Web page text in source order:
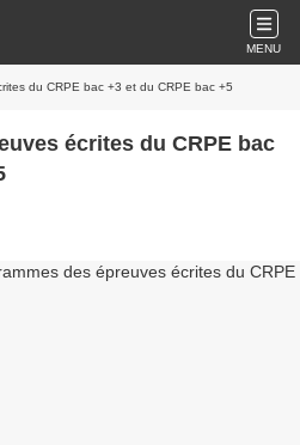
MENU
du CRPE bac +3 et du CRPE bac +5
écrites du CRPE bac